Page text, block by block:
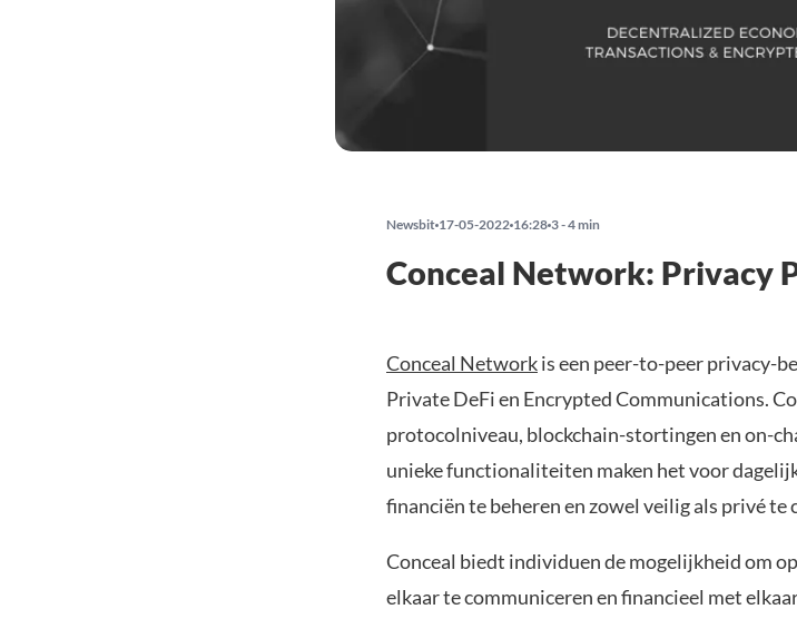
Newsbit 17-05-2022 16:28 3 - 4 min
Conceal Network: Privacy
Conceal Networkis een peer-to-peer privacy-
Private DeFi en Encrypted Communications.
protocolniveau, blockchain-stortingen en on-
unieke functionaliteiten maken het voor
financiën te beheren en zowel veilig als privé te
Conceal biedt individuen de mogelijkheid om
elkaar te communiceren en financieel met